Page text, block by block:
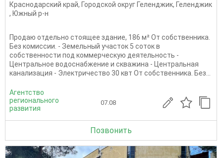
Краснодарский край, Городской округ Геленджик, Геленджик
, Южный р-н
Продаю отдельно стоящее здание, 186 м² От собственника.
Без комиссии. - Земельный участок 5 соток в
собственности под коммерческую деятельность -
Центральное водоснабжение и скважина - Центральная
канализация - Электричество 30 квт От собственника. Без...
Агентство
регионального
развития
07.08
Позвонить